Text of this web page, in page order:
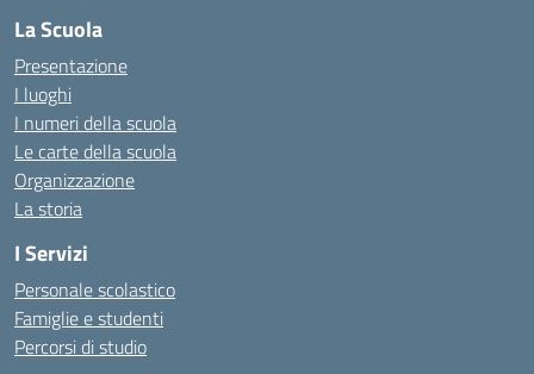
La Scuola
Presentazione
I luoghi
I numeri della scuola
Le carte della scuola
Organizzazione
La storia
I Servizi
Personale scolastico
Famiglie e studenti
Percorsi di studio